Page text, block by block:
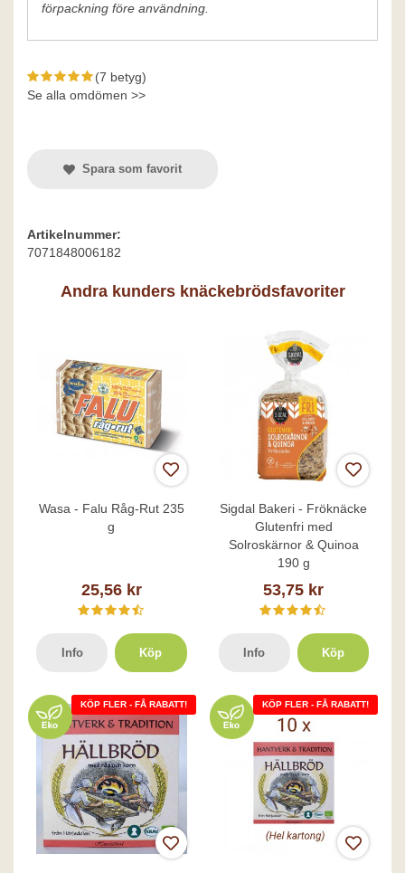
förpackning före användning.
(7 betyg)
Se alla omdömen >>
Spara som favorit
Artikelnummer:
7071848006182
Andra kunders knäckebrödsfavoriter
Wasa - Falu Råg-Rut 235
g
25,56 kr
Info Köp
Sigdal Bakeri - Fröknäcke
Glutenfri med
Solroskärnor & Quinoa
190 g
53,75 kr
Info Köp
KÖP FLER - FÅ RABATT! KÖP FLER - FÅ RABATT!